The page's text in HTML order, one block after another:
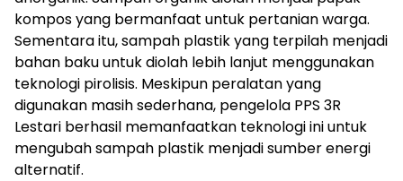
kompos yang bermanfaat untuk pertanian warga.
Sementara itu, sampah plastik yang terpilah menjadi
bahan baku untuk diolah lebih lanjut menggunakan
teknologi pirolisis. Meskipun peralatan yang
digunakan masih sederhana, pengelola PPS 3R
Lestari berhasil memanfaatkan teknologi ini untuk
mengubah sampah plastik menjadi sumber energi
alternatif.